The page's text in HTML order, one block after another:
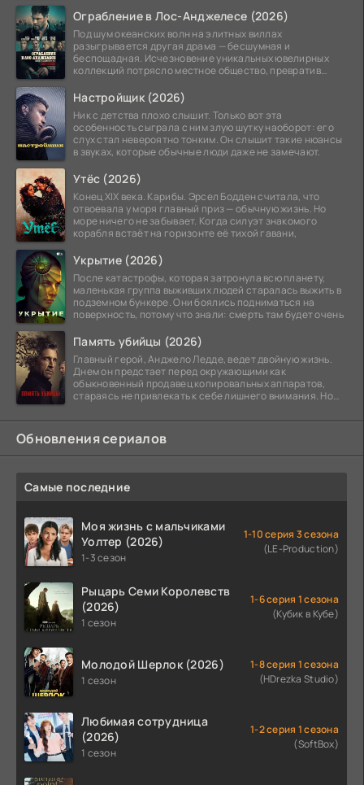
Ограбление в Лос-Анджелесе (2026)
Под шум океанских волн на элитных виллах
разыгрывается другая драма — бесшумная и
беспощадная. Исчезновение уникальных ювелирных
коллекций потрясло местное общество, превратив
Настройщик (2026)
Ник с детства плохо слышит. Только вот эта
особенность сыграла с ним злую шутку наоборот: его
слух стал невероятно тонким. Он слышит такие нюансы
в звуках, которые обычные люди даже не замечают.
Утёс (2026)
Конец XIX века. Карибы. Эрсел Бодден считала, что
отвоевала у моря главный приз — обычную жизнь. Но
море ничего не забывает. Когда силуэт знакомого
корабля встаёт на горизонте её тихой гавани,
Укрытие (2026)
После катастрофы, которая затронула всю планету,
маленькая группа выживших людей старалась выжить в
подземном бункере. Они боялись подниматься на
поверхность, потому что знали: смерть там будет очень
Память убийцы (2026)
Главный герой, Анджело Ледде, ведет двойную жизнь.
Днем он предстает перед окружающими как
обыкновенный продавец копировальных аппаратов,
стараясь не привлекать к себе лишнего внимания. Но
Обновления сериалов
Самые последние
Моя жизнь с мальчиками
Уолтер (2026)
1-3 сезон
1-10 серия 3 сезона
(LE-Production)
Рыцарь Семи Королевств
(2026)
1 сезон
1-6 серия 1 сезона
(Кубик в Кубе)
Молодой Шерлок (2026)
1 сезон
1-8 серия 1 сезона
(HDrezka Studio)
Любимая сотрудница
(2026)
1 сезон
1-2 серия 1 сезона
(SoftBox)